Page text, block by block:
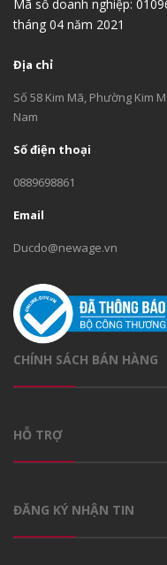
Mã số doanh nghiệp:
tháng 04 năm 2021
Địa chỉ
Số 58 Kim Mã, Phường Kim
Nam
Số điện thoại
0889698861
Email
Ducdo@newage.vn
CHÍNH SÁCH BÁN HÀNG
HỖ TRỢ
ĐĂNG KÝ NHẬN TIN